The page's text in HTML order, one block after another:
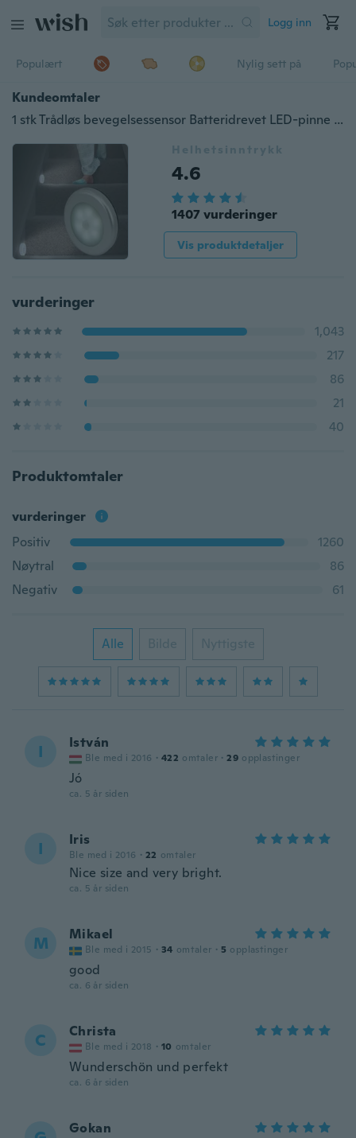
Logg inn
Populært Nylig sett på
Kundeomtaler
1 stk Trådløs bevegelsessensor Batteridrevet LED-pinne Nattlys Vegglampe for garderobeskap
Helhetsinntrykk
4.6
1407 vurderinger
Vis produktdetaljer
vurderinger
1,043
217
86
21
40
Produktomtaler
vurderinger
Positiv
1260
Nøytral
86
Negativ
61
Alle Bilde Nyttigste
I István
Ble med i 2016 · 422 omtaler · 29 opplastinger
Jó
ca. 5 år siden
I Iris
Ble med i 2016 · 22 omtaler
Nice size and very bright.
ca. 5 år siden
M Mikael
Ble med i 2015 · 34 omtaler · 5 opplastinger
good
ca. 6 år siden
C Christa
Ble med i 2018 · 10 omtaler
Wunderschön und perfekt
ca. 6 år siden
Gokan